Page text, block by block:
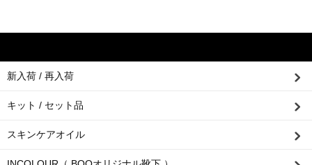
新入荷 / 再入荷
キット / セット品
スキンケアオイル